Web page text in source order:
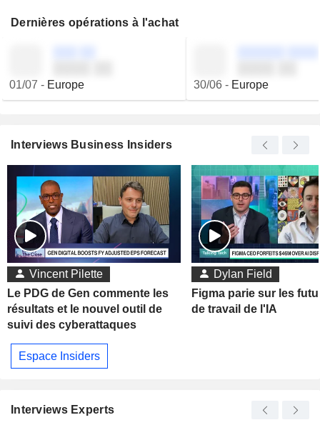
Dernières opérations à l'achat
01/07 - Europe 30/06- Europe
Interviews Business Insiders
Vincent Pilette
Le PDG de Gen commente les
résultats et le nouvel outil de
suivi des cyberattaques
Dylan Field
Figma parie sur les
de travail de l'IA
Espace Insiders
Interviews Experts